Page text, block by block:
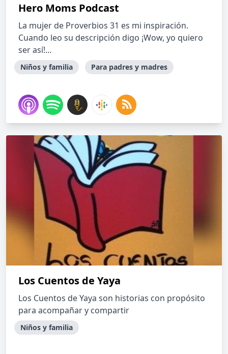
Hero Moms Podcast
La mujer de Proverbios 31 es mi inspiración.
Cuando leo su descripción digo ¡Wow, yo quiero
ser así!...
Niños y familia Para padres y madres
Los Cuentos de Yaya
Los Cuentos de Yaya son historias con propósito
para acompañar y compartir
Niños y familia